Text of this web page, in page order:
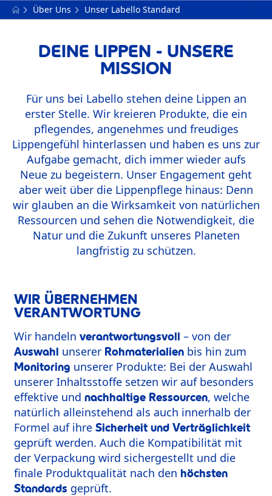
Über Uns Unser Labello Standard
DEINE LIPPEN - UNSERE
MISSION
Für uns bei Labello stehen deine Lippen an
erster Stelle. Wir kreieren Produkte, die ein
pflegendes, angenehmes und freudiges
Lippengefühl hinterlassen und haben es uns zur
Aufgabe gemacht, dich immer wieder aufs
Neue zu begeistern. Unser Engagement geht
aber weit über die Lippenpflege hinaus: Denn
wir glauben an die Wirksamkeit von natürlichen
Ressourcen und sehen die Notwendigkeit, die
Natur und die Zukunft unseres Planeten
langfristig zu schützen.
WIR ÜBERNEHMEN
VERANTWORTUNG
Wir handeln verantwortungsvoll – von der
Auswahl unserer Rohmaterialien bis hin zum
Monitoring unserer Produkte: Bei der Auswahl
unserer Inhaltsstoffe setzen wir auf besonders
effektive und nachhaltige Ressourcen, welche
natürlich alleinstehend als auch innerhalb der
Formel auf ihre Sicherheit und Verträglichkeit
geprüft werden. Auch die Kompatibilität mit
der Verpackung wird sichergestellt und die
finale Produktqualität nach den höchsten
Standards geprüft.